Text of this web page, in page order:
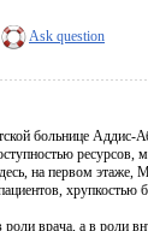
Ask question
больнице
ресурсов,
на первом этаже,
хрупкостью
роли врача, а в роли